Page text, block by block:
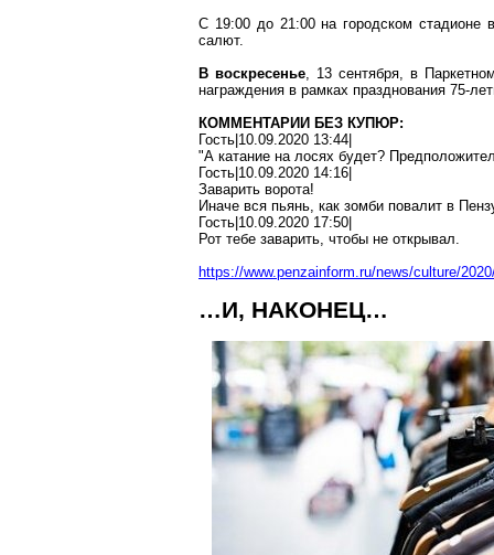
С 19:00 до 21:00 на городском стадионе
салют.
В воскресенье, 13 сентября, в
награждения в рамках празднования 75-
КОММЕНТАРИИ БЕЗ КУПЮР:
Гость|10.09.2020 13:44|
"А катание на лосях будет?
Гость|10.09.2020 14:16|
Заварить ворота!
Иначе вся пьянь, как зомби повалит в
Гость|10.09.2020 17:50|
Рот тебе заварить, чтобы не открывал.
https://www.penzainform.ru/news/culture/
…И, НАКОНЕЦ…